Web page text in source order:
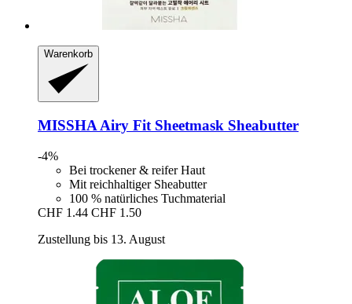
Warenkorb
MISSHA Airy Fit Sheetmask Sheabutter
-4%
Bei trockener & reifer Haut
Mit reichhaltiger Sheabutter
100 % natürliches Tuchmaterial
CHF 1.44 CHF 1.50
Zustellung bis 13. August